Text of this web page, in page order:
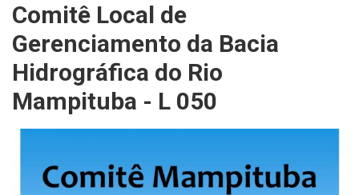
Comitê Local de
Gerenciamento da Bacia
Hidrográfica do Rio
Mampituba - L 050